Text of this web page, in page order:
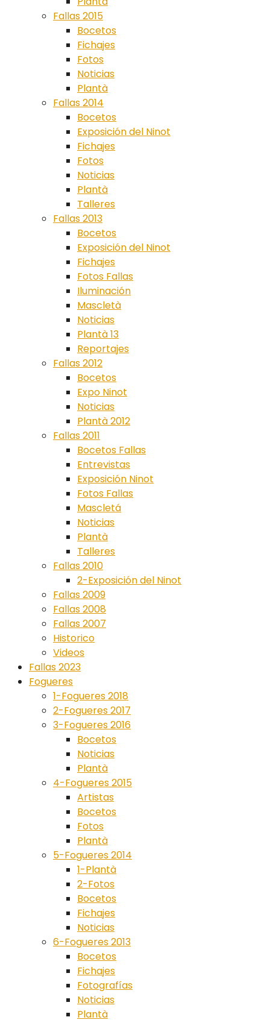
Fallas 2015
Bocetos
Fichajes
Fotos
Noticias
Plantà
Fallas 2014
Bocetos
Exposición del Ninot
Fichajes
Fotos
Noticias
Plantà
Talleres
Fallas 2013
Bocetos
Exposición del Ninot
Fichajes
Fotos Fallas
Iluminación
Mascletà
Noticias
Plantà 13
Reportajes
Fallas 2012
Bocetos
Expo Ninot
Noticias
Plantà 2012
Fallas 2011
Bocetos Fallas
Entrevistas
Exposición Ninot
Fotos Fallas
Mascletá
Noticias
Plantà
Talleres
Fallas 2010
2-Exposición del Ninot
Fallas 2009
Fallas 2008
Fallas 2007
Historico
Videos
Fallas 2023
Fogueres
1-Fogueres 2018
2-Fogueres 2017
3-Fogueres 2016
Bocetos
Noticias
Plantà
4-Fogueres 2015
Artistas
Bocetos
Fotos
Plantà
5-Fogueres 2014
1-Plantà
2-Fotos
Bocetos
Fichajes
Noticias
6-Fogueres 2013
Bocetos
Fichajes
Fotografías
Noticias
Plantà